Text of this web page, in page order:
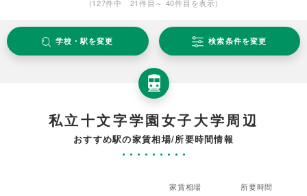
(127件中 21件目～ 40件目を表示)
学校・駅を変更 検索条件を変更
私立十文字学園女子大学周辺
おすすめ駅の家賃相場/所要時間情報
家賃相場 所要時間